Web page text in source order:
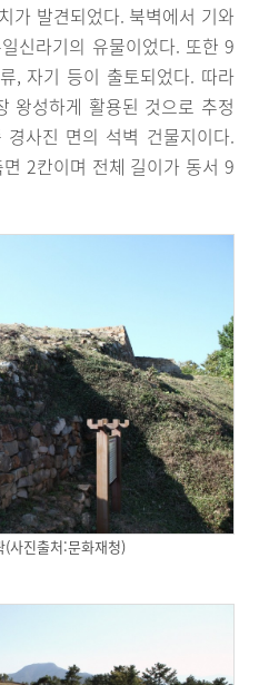
가 발견되었다. 북벽에서 기와
신라기의 유물이었다. 또한 9
, 자기 등이 출토되었다. 따라
왕성하게 활용된 것으로 추정
사진 면의 석벽 건물지이다.
2칸이며 전체 길이가 동서 9
(사진출처:문화재청)